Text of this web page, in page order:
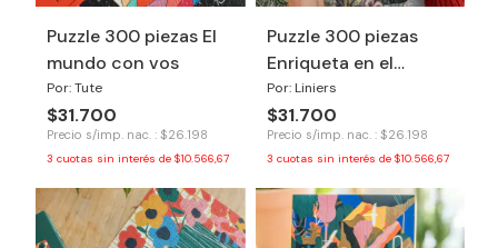
Puzzle 300 piezas El
mundo con vos
Por: Tute
$31.700
Precio s/imp. nac. : $26.198
3 cuotas sin interés de $10.566,67
Puzzle 300 piezas
Enriqueta en el
bosque
Por: Liniers
$31.700
Precio s/imp. nac. : $26.198
3 cuotas sin interés de $10.566,67